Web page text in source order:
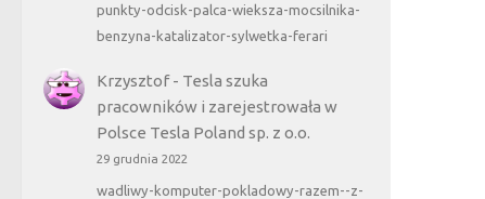
punkty-odcisk-palca-wieksza-mocsilnika-
benzyna-katalizator-sylwetka-ferari
Krzysztof- Tesla szuka
pracowników i zarejestrowała w
Polsce Tesla Poland sp. z o.o.
29 grudnia 2022
wadliwy-komputer-pokladowy-razem--z-